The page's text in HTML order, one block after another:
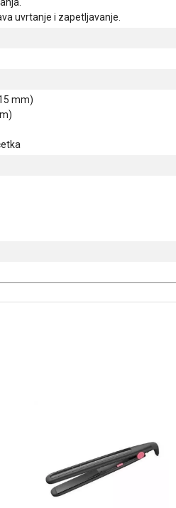
uvrtanje i zapetljavanje.
mm)